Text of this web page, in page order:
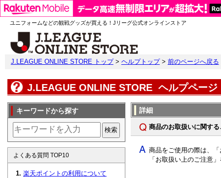
ユニフォームなどの観戦グッズが買える！Jリーグ公式オンラインストア
J.LEAGUE ONLINE STORE トップ> ヘルプトップ> 前のページへ戻る
J.LEAGUE ONLINE STORE ヘルプページ
詳細
商品のお取扱いに関する
商品をご使用の際は、
「お取扱い上のご注意
キーワードから探す
検索
よくある質問 TOP10
楽天ポイントの利用について